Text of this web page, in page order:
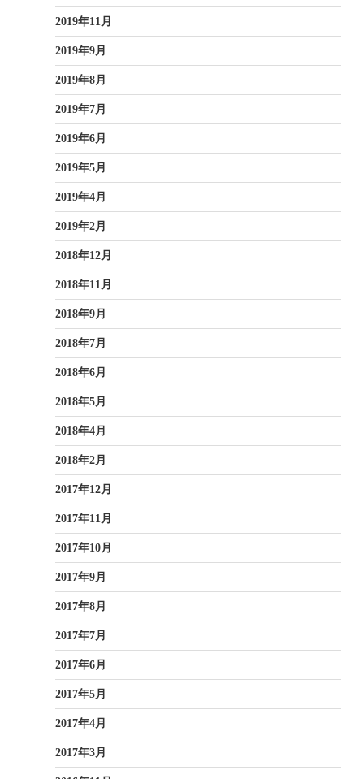
2019年11月
2019年9月
2019年8月
2019年7月
2019年6月
2019年5月
2019年4月
2019年2月
2018年12月
2018年11月
2018年9月
2018年7月
2018年6月
2018年5月
2018年4月
2018年2月
2017年12月
2017年11月
2017年10月
2017年9月
2017年8月
2017年7月
2017年6月
2017年5月
2017年4月
2017年3月